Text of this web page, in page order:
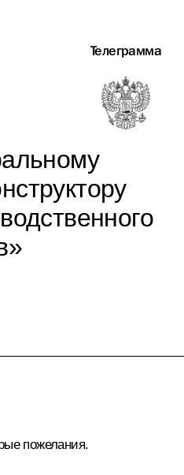
Телеграмма
пожелания.